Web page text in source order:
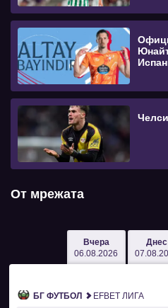
От мрежата
Вчера
06.08.2026
Днес
БГ ФУТБОЛ EFBET ЛИГА